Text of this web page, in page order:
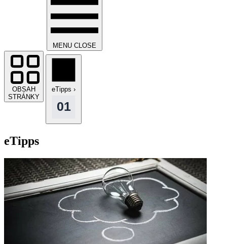
MENU CLOSE
OBSAH
STRÁNKY
eTipps ›
eTipps